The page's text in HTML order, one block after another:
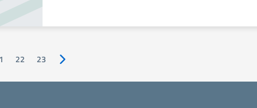
22 23 Pagina successiva